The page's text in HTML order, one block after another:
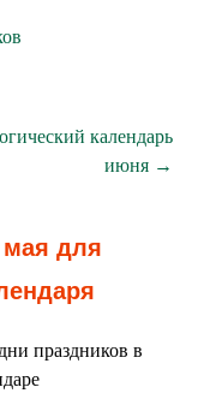
календарь
июня →
мая для
праздников в